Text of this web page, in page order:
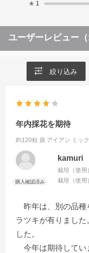
★ 1
ユーザーレビュー
絞り込み
年内採花を期待
約120粒 袋 アイアン ミッ
kamuri
栽培（使用
栽培（使用
昨年は、別の品種
ラツキが有りました
した。
今年は期待してい